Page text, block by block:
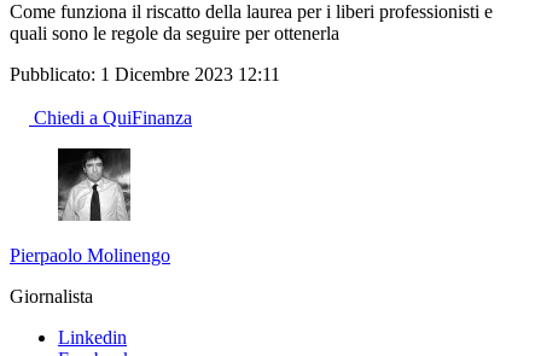
Come funziona il riscatto della laurea per i liberi professionisti e
quali sono le regole da seguire per ottenerla
Pubblicato: 1 Dicembre 2023 12:11
Chiedi a QuiFinanza
Pierpaolo Molinengo
Giornalista
Linkedin